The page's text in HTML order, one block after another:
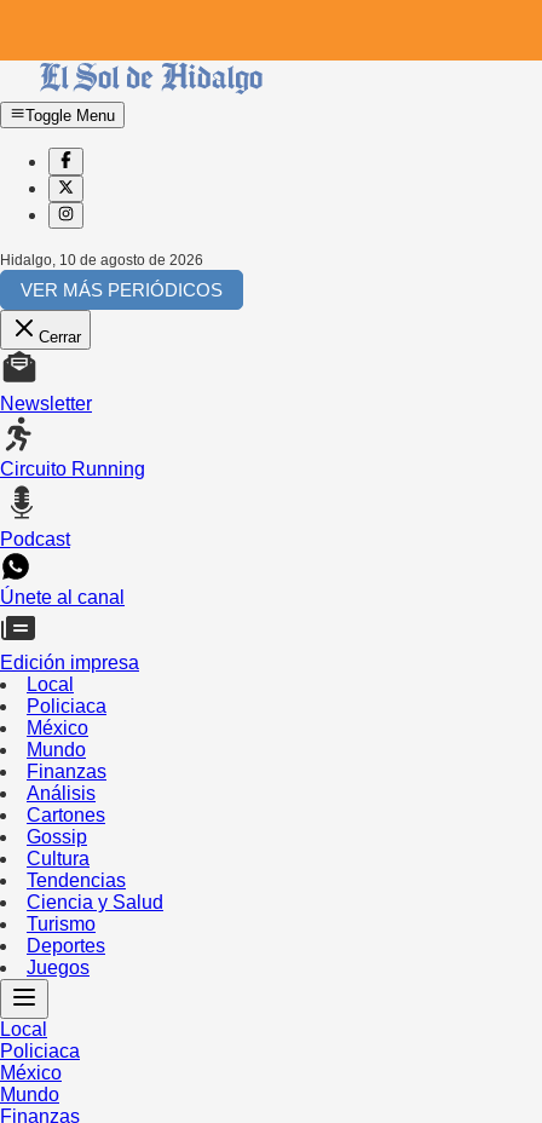
Toggle Menu
Hidalgo, 10 de agosto de 2026
VER MÁS PERIÓDICOS
Cerrar
Newsletter
Circuito Running
Podcast
Únete al canal
Edición impresa
Local
Policiaca
México
Mundo
Finanzas
Análisis
Cartones
Gossip
Cultura
Tendencias
Ciencia y Salud
Turismo
Deportes
Juegos
Local
Policiaca
México
Mundo
Finanzas